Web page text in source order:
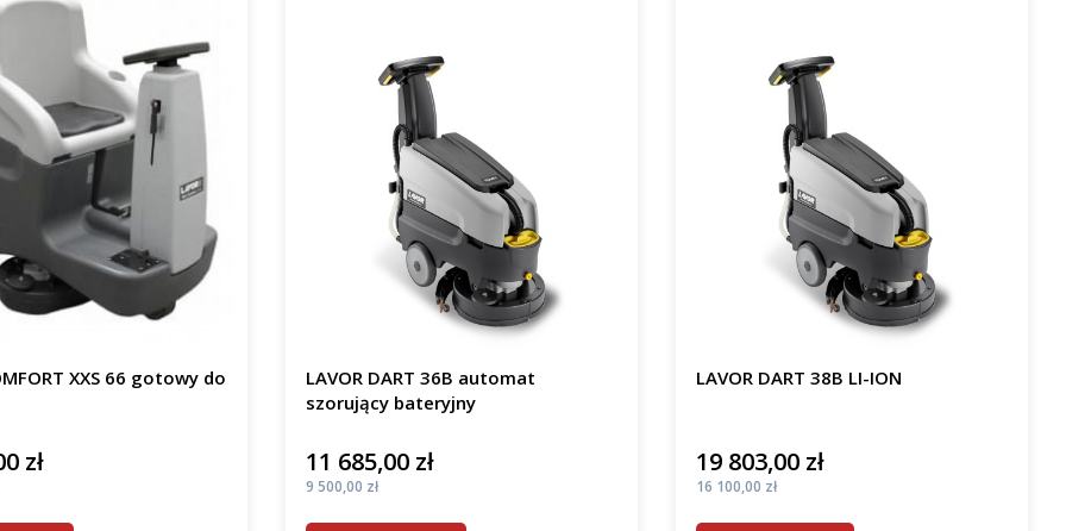
XXS 66 gotowy do
zł
LAVOR DART 36B automat
szorujący bateryjny
Cena
11 685,00 zł
Cena
9 500,00 zł
LAVOR DART 38B LI-ION
Cena
19 803,00 zł
Cena
16 100,00 zł